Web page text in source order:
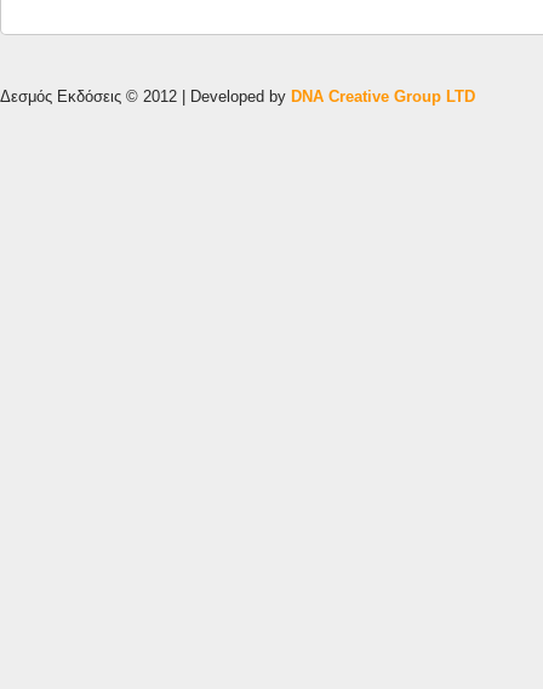
Δεσμός Εκδόσεις © 2012 | Developed by DNA Creative Group LTD